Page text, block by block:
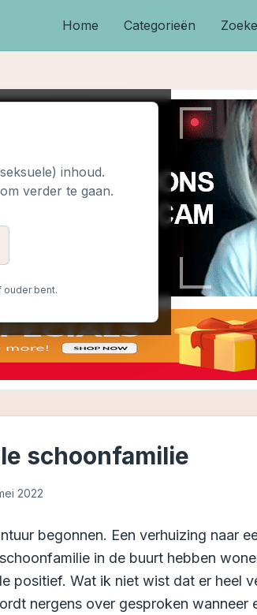
Home Categorieën
inhoud.
verder te gaan.
ouder bent.
schoonfamilie
2022
begonnen. Een verhuizing naar
in de buurt hebben
positief. Wat ik niet wist dat er heel
nergens over gesproken wanneer